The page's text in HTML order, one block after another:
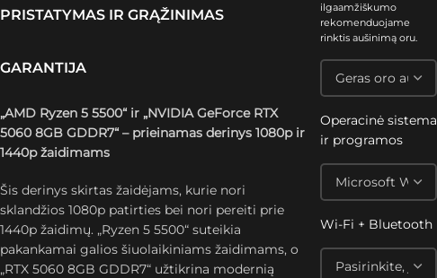
PRISTATYMAS IR GRĄŽINIMAS
GARANTIJA
„AMD Ryzen 5 5500“ ir „NVIDIA GeForce RTX
5060 8GB GDDR7“ – prieinamas derinys 1080p ir
1440p žaidimams
Šis derinys skirtas žaidėjams, kurie nori
sklandžios 1080p patirties bei nori pereiti prie
1440p žaidimų. „Ryzen 5 5500“ suteikia
pakankamai galios šiuolaikiniams žaidimams, o
„RTX 5060 8GB GDDR7“ užtikrina modernią
ilgaamžiškumo
rekomenduojame
rinktis aušinimą oru.
Operacinė sistema
ir programos
Wi-Fi + Bluetooth